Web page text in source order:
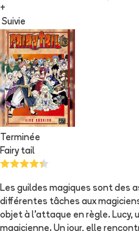
+
Suivie
Terminée
Fairy tail
Les guildes magiques sont des
différentes tâches aux
objet à l'attaque en règle. Lucy,
magicienne. Un jour, elle